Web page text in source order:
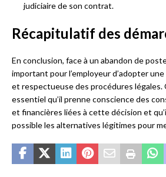
judiciaire de son contrat.
Récapitulatif des
En conclusion, face à un abandon de
important pour l’employeur d’adopter
et respectueuse des procédures légales.
essentiel qu’il prenne conscience des
et financières liées à cette décision et
possible les alternatives légitimes pour